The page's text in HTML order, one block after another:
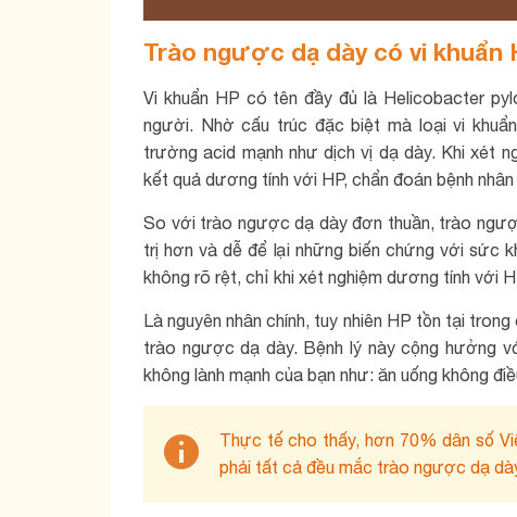
Trào ngược dạ dày có vi khuẩn
Vi khuẩn HP có tên đầy đủ là Helicobacter
người. Nhờ cấu trúc đặc biệt mà loại vi
trường acid mạnh như dịch vị dạ dày. Khi xét
kết quả dương tính với HP, chẩn đoán bệnh
So với trào ngược dạ dày đơn thuần, trào
trị hơn và dễ để lại những biến chứng với sức
không rõ rệt, chỉ khi xét nghiệm dương tính với
Là nguyên nhân chính, tuy nhiên HP tồn tại
trào ngược dạ dày. Bệnh lý này cộng hưởng
không lành mạnh của bạn như: ăn uống không
Thực tế cho thấy, hơn 70% dân số
phải tất cả đều mắc trào ngược dạ